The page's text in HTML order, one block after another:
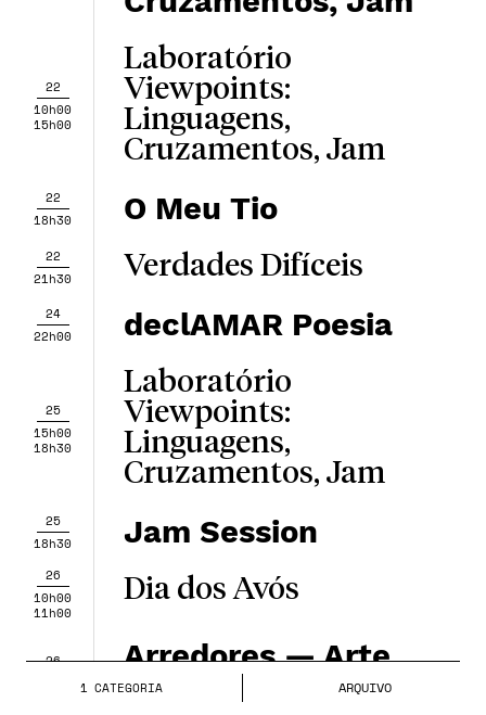
ARQUIVO
1 CATEGORIA
22
10h00
15h00
Laboratório
Viewpoints:
Linguagens,
Cruzamentos, Jam
22
18h30
O Meu Tio
22
21h30
Verdades Difíceis
24
22h00
declAMAR Poesia
25
15h00
18h30
Laboratório
Viewpoints:
Linguagens,
Cruzamentos, Jam
25
18h30
Jam Session
26
10h00
11h00
Dia dos Avós
26
Arredores — Arte
Peripatética